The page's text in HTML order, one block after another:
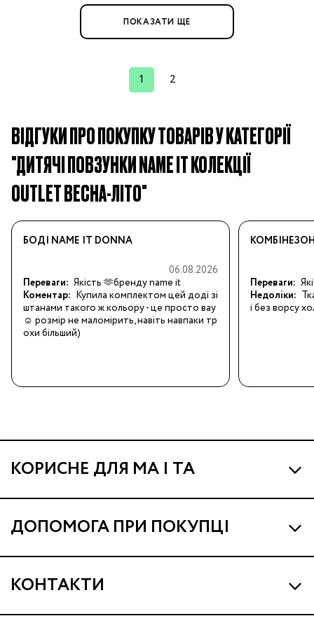
ПОКАЗАТИ ЩЕ
1 2
ВІДГУКИ ПРО ПОКУПКУ ТОВАРІВ У КАТЕГОРІЇ
"ДИТЯЧІ ПОВЗУНКИ NAME IT КОЛЕКЦІЇ
OUTLET ВЕСНА-ЛІТО"
БОДІ NAME IT DONNA
06.08.2026
Переваги: Якість 🫶бренду name it
Коментар: Купила комплектом цей доді зі
штанами такого ж кольору - це просто вау
☺️ розмір не маломірить, навіть навпаки тр
охи більший)
КОМБІНЕЗОН
Переваги:
Недоліки:
і без ворсу
КОРИСНЕ ДЛЯ МА І ТА
Про МА та Маминих Асистентів
Програма Ма Кешбек
Ма Клуб
Подарункові сертифікати
ДОПОМОГА ПРИ ПОКУПЦІ
Наші магазини
Доставка і оплата
КОНТАКТИ